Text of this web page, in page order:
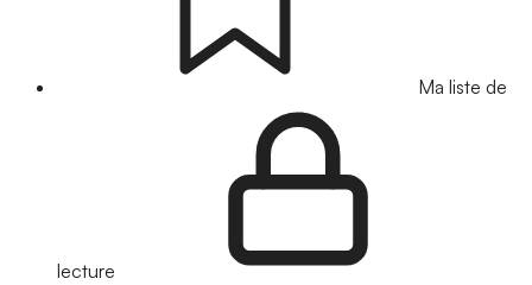
Ma liste de
lecture